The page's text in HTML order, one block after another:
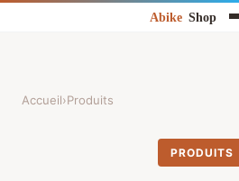
Accueil›Produits
PRODUITS